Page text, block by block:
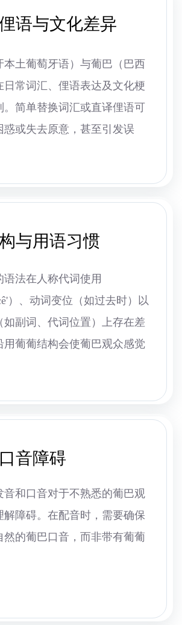
语与文化差异
本土葡萄牙语）与葡巴（巴西
日常词汇、俚语表达及文化梗
。简单替换词汇或直译俚语可
惑或失去原意，甚至引发误
与用语习惯
语法在人称代词使用
）、动词变位（如过去时）以
如副词、代词位置）上存在差
用葡葡结构会使葡巴观众感觉
音障碍
音和口音对于不熟悉的葡巴观
解障碍。在配音时，需要确保
然的葡巴口音，而非带有葡葡